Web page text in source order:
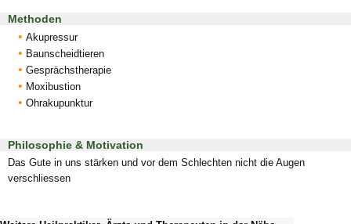
Methoden
Akupressur
Baunscheidtieren
Gesprächstherapie
Moxibustion
Ohrakupunktur
Philosophie & Motivation
Das Gute in uns stärken und vor dem Schlechten nicht die Augen
verschliessen